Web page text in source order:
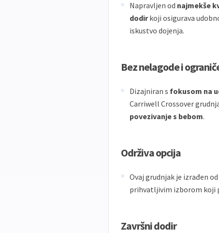
Napravljen od najmekše
dodirkoji osigurava
iskustvo dojenja.
Bez nelagode i
Dizajniran s fokusom na
Carriwell Crossover
povezivanje s bebom.
Održiva opcija
Ovaj grudnjak je izrađen od
prihvatljivim izborom koji
Završni dodir